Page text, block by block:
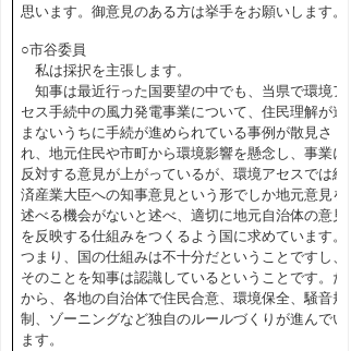
思います。御意見のある方は挙手をお願いします。
○市谷委員
私は採択を主張します。
知事は最近行った国要望の中でも、当県で環境ア
セス手続中の風力発電事業について、住民理解が進
まないうちに手続が進められている事例が散見さ
れ、地元住民や市町から環境影響を懸念し、事業に
反対する意見が上がっているが、環境アセスでは経
済産業大臣への知事意見という形でしか地元意見を
述べる機会がないと述べ、適切に地元自治体の意見
を反映する仕組みをつくるよう国に求めています。
つまり、国の仕組みは不十分だということですし、
そのことを知事は認識しているということです。だ
から、各地の自治体で住民合意、環境保全、騒音規
制、ゾーニングなど独自のルールづくりが進んでい
ます。